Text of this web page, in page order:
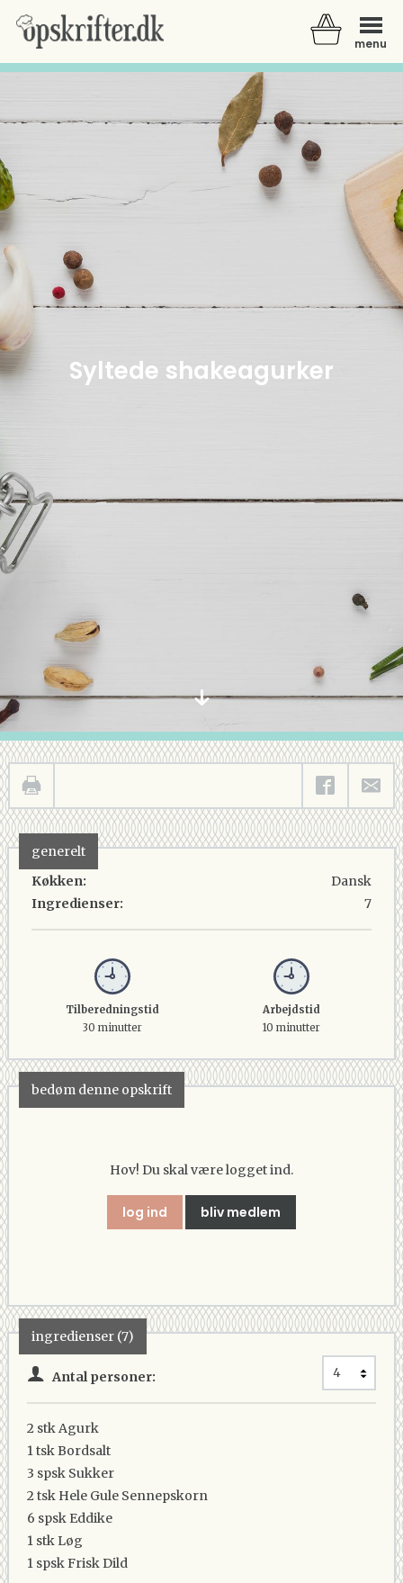
menu
Syltede shakeagurker
generelt
Køkken:
Ingredienser:
Dansk
7
Tilberedningstid
30 minutter
Arbejdstid
10 minutter
bedøm denne opskrift
Hov! Du skal være logget ind.
log ind bliv medlem
ingredienser (7)
Antal personer:
2 stkAgurk
1 tskBordsalt
3 spsk Sukker
2 tsk Hele Gule Sennepskorn
6 spsk Eddike
1 stk Løg
1 spskFrisk Dild